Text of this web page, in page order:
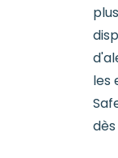
les